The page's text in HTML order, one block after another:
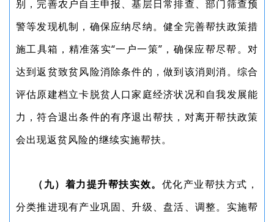
别，完善农户自主申报、基层日常排查、部门筛查预
警等发现机制，确保应纳尽纳。健全完善帮扶政策措
施工具箱，精准落实“一户一策”，确保应帮尽帮。对
达到返贫致贫风险消除条件的，做到该消则消。综合
评估原建档立卡脱贫人口家庭经济状况和自我发展能
力，符合退出条件的有序退出帮扶，对离开帮扶政策
会出现返贫风险的继续实施帮扶。
（九）着力提升帮扶实效。 优化产业帮扶方式，
分类推进现有产业巩固、升级、盘活、调整。实施帮